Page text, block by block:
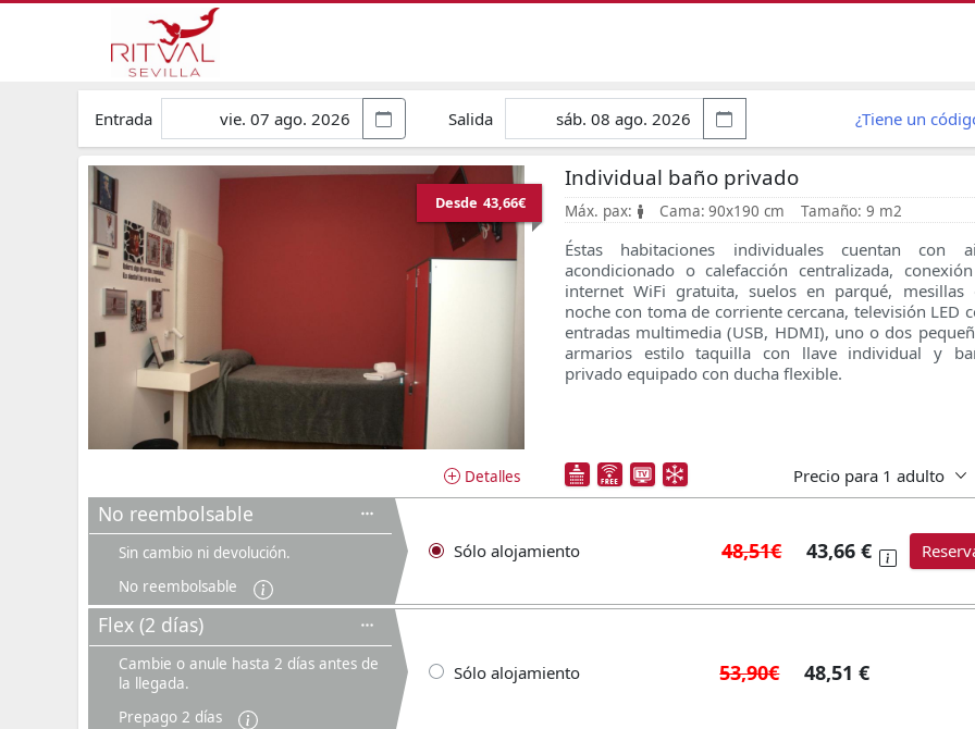
Entrada Salida ¿Tiene un
Desde 43,66€
Detalles
Individual baño privado
Máx. pax: Cama: 90x190 cm Tamaño: 9 m2
Éstas habitaciones individuales cuentan con
acondicionado o calefacción centralizada,
internet WiFi gratuita, suelos en parqué, mesillas
noche con toma de corriente cercana, televisión LED
entradas multimedia (USB, HDMI), uno o dos
armarios estilo taquilla con llave individual y
privado equipado con ducha flexible.
Precio para1 adulto
No reembolsable
Sin cambio ni devolución.
No reembolsable
Sólo alojamiento 48,51€ 43,66 €
Flex (2 días)
Cambie o anule hasta 2 días antes de
la llegada.
Prepago 2 días
Sólo alojamiento 53,90€ 48,51 €